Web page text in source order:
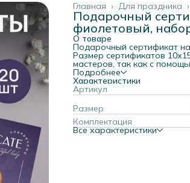
Для праздника ›
Главная ›
Подарочный
фиолетовый,
О товаре
Подарочный сертификат
Размер сертификатов
мастеров, так как с
услуги в качестве
одной стороны напечатана
для заполнения. Это
заработка, а также
постоянные клиенты уже
сервисом, поэтому с
когда им потребуется
знакомых. Мы предлагаем
Подробнее
Характеристики
Артикул
Размер
Комплектация
Все характеристики